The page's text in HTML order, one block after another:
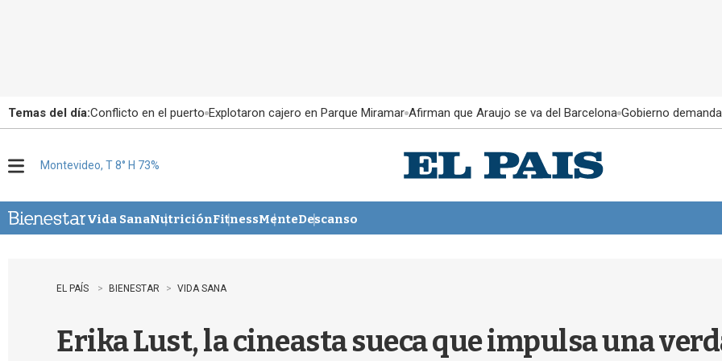
Temas del día:Conflicto en el puerto Explotaron cajero en Parque Miramar Afirman que Araujo se va del Barcelona Gobierno
u
Montevideo, T 8° H 73%
Vida SanaNutriciónFitnessMenteDescanso
EL PAÍS BIENESTAR VIDA SANA
Erika Lust, la cineasta sueca que impulsa una